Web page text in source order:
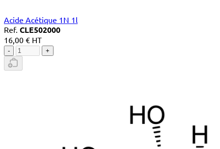
Acide Acétique 1N 1l
Ref. CLE502000
16,00 € HT
- +